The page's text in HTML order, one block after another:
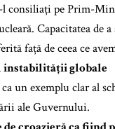
l consiliați pe Prim-
Capacitatea de
față de ceea ce
instabilității globale
un exemplu clar al
ale Guvernului.